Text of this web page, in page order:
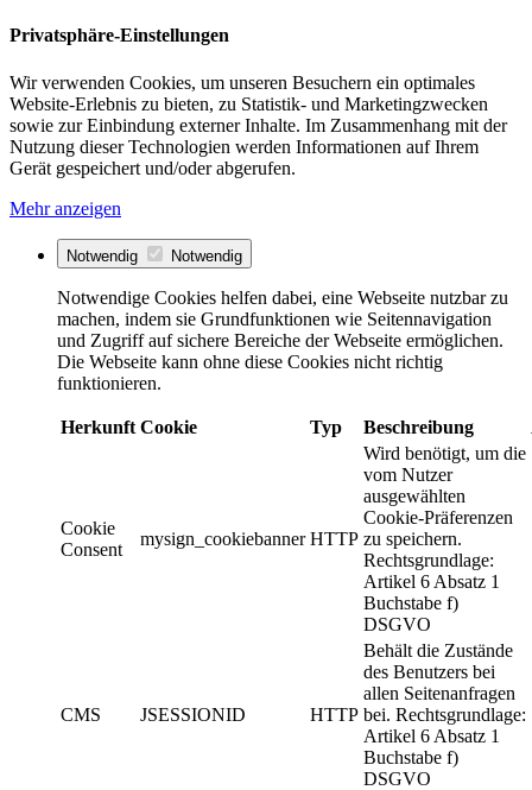
Privatsphäre-Einstellungen
Wir verwenden Cookies, um unseren Besuchern ein optimales
Website-Erlebnis zu bieten, zu Statistik- und Marketingzwecken
sowie zur Einbindung externer Inhalte. Im Zusammenhang mit der
Nutzung dieser Technologien werden Informationen auf Ihrem
Gerät gespeichert und/oder abgerufen.
Mehr anzeigen
Notwendig Notwendig
Notwendige Cookies helfen dabei, eine Webseite nutzbar zu
machen, indem sie Grundfunktionen wie Seitennavigation
und Zugriff auf sichere Bereiche der Webseite ermöglichen.
Die Webseite kann ohne diese Cookies nicht richtig
funktionieren.
Herkunft Cookie Typ Beschreibung
Cookie
Consent
mysign_cookiebanner HTTP
Wird benötigt, um die
vom Nutzer
ausgewählten
Cookie-Präferenzen
zu speichern.
Rechtsgrundlage:
Artikel 6 Absatz 1
Buchstabe f)
DSGVO
CMS JSESSIONID HTTP
Behält die Zustände
des Benutzers bei
allen Seitenanfragen
bei. Rechtsgrundlage:
Artikel 6 Absatz 1
Buchstabe f)
DSGVO